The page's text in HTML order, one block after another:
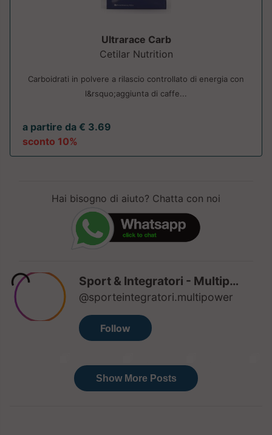
Ultrarace Carb
Cetilar Nutrition
Carboidrati in polvere a rilascio controllato di energia con
l&rsquo;aggiunta di caffe...
a partire da € 3.69
sconto 10%
Hai bisogno di aiuto? Chatta con noi